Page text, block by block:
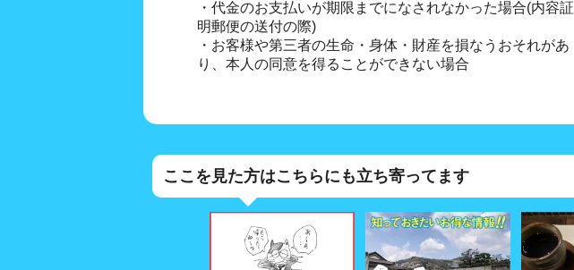
・代金のお支払いが期限までになされなかった場合(内容証
明郵便の送付の際)
・お客様や第三者の生命・身体・財産を損なうおそれがあ
り、本人の同意を得ることができない場合
ここを見た方はこちらにも立ち寄ってます